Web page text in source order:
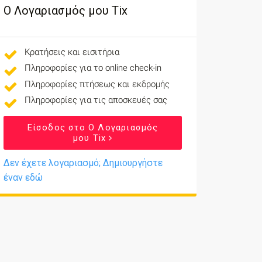
Ο Λογαριασμός μου Tix
Κρατήσεις και εισιτήρια
Πληροφορίες για το online check-in
Πληροφορίες πτήσεως και εκδρομής
Πληροφορίες για τις αποσκευές σας
Είσοδος στο Ο Λογαριασμός
μου Tix
Δεν έχετε λογαριασμό; Δημιουργήστε
έναν εδώ